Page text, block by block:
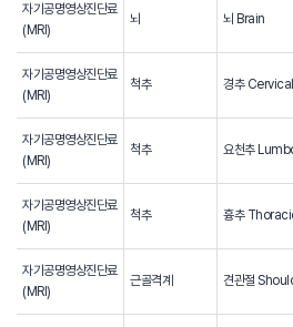
자기공명영상진단료
(MRI)
뇌 뇌 Brain
자기공명영상진단료
(MRI)
척추 경추
자기공명영상진단료
(MRI)
척추 요천추
자기공명영상진단료
(MRI)
척추 흉추
자기공명영상진단료
(MRI)
근골격계 견관절